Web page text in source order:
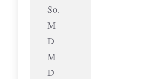
So.
M
D
M
D